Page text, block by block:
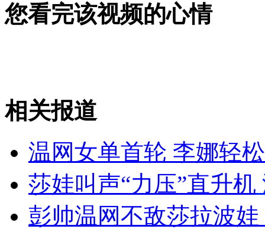
女孩北京地铁殴打老人 痛下狠手拳打脚踢
您看完该视频的心情
相关报道
温网女单首轮 李娜轻
莎娃叫声“力压”直升机
彭帅温网不敌莎拉波